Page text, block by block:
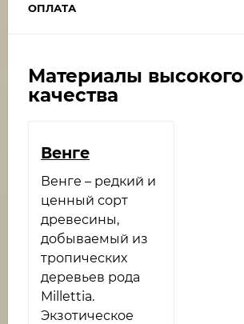
ОПЛАТА
Материалы высокого
качества
Венге​
Венге – редкий и
ценный сорт
древесины,
добываемый из
тропических
деревьев рода
Millettia.
Экзотическое